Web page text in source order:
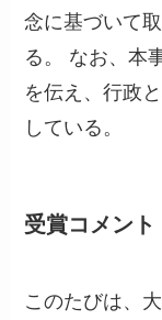
念に基づいて
る。 なお、本
を伝え、行政
している。
受賞コメント
このたびは、